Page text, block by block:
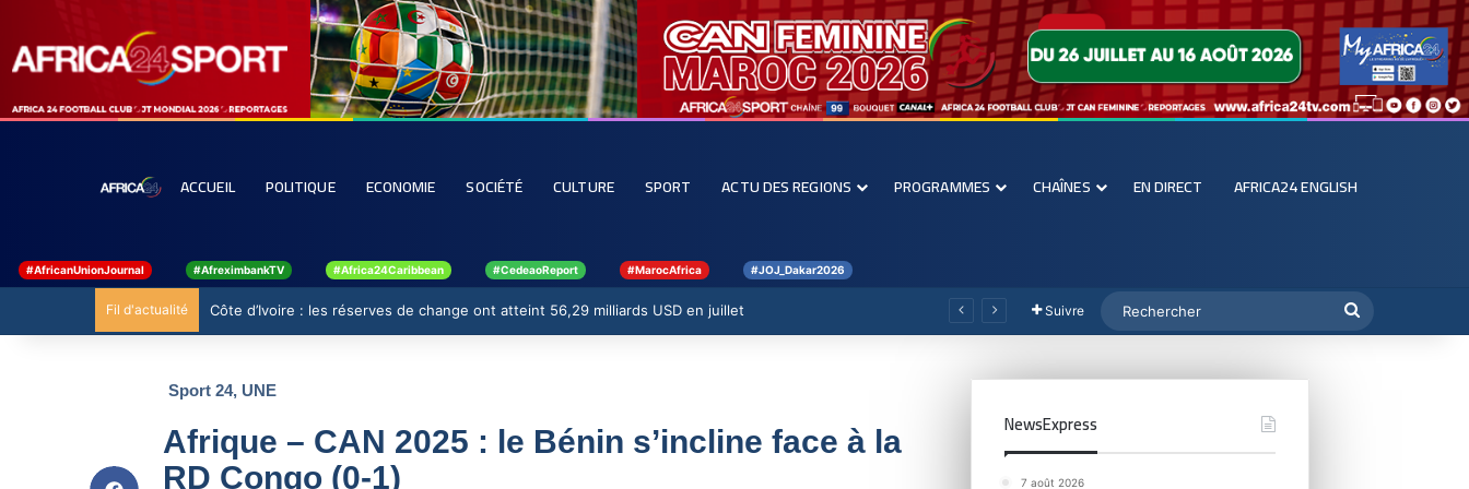
ACCUEIL POLITIQUE ECONOMIE SOCIÉTÉ CULTURE SPORT ACTU DES REGIONS PROGRAMMES CHAÎNES EN DIRECT AFRICA24 ENGLISH
#AfricanUnionJournal #AfreximbankTV #Africa24Caribbean #CedeaoReport #MarocAfrica #JOJ_Dakar2026
Fil d'actualité Côte d’Ivoire : les réserves de change ont atteint 56,29 milliards USD en juillet Suivre
Sport 24, UNE
Afrique – CAN 2025 : le Bénin s’incline face à la
RD Congo (0-1)
NewsExpress
7 août 2026